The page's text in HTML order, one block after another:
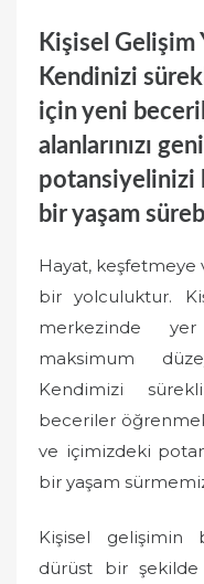
Kişisel Gelişim
Kendinizi
için yeni
alanlarınızı
potansiyelinizi
bir yaşam
Hayat, keşfetmeye
bir yolculuktur.
merkezinde
maksimum
Kendimizi
beceriler
ve içimizdeki
bir yaşam
Kişisel gelişimin
dürüst bir